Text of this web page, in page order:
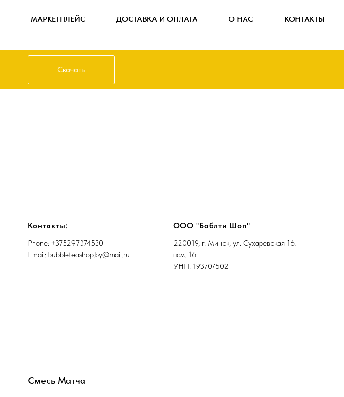
МАРКЕТПЛЕЙС ДОСТАВКА И ОПЛАТА О НАС КОНТАКТЫ
Скачать
Контакты:
Phone: +375297374530
Email: bubbleteashop.by@mail.ru
ООО "Баблти Шоп"
220019, г. Минск, ул. Сухаревская 16,
пом. 16
УНП: 193707502
Смесь Матча
МАРКЕТПЛЕЙС ДОСТАВКА И ОПЛАТА О НАС КОНТАКТЫ